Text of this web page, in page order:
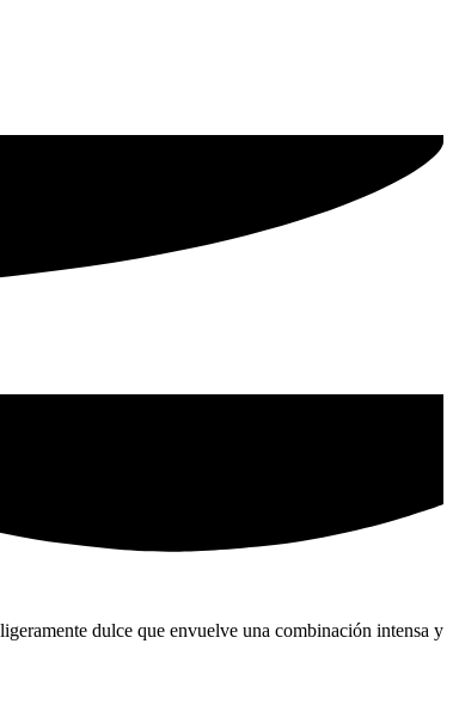
dulce que envuelve una combinación intensa y